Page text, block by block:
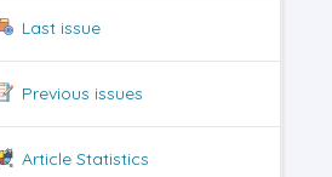
Last issue
Previous issues
Article Statistics